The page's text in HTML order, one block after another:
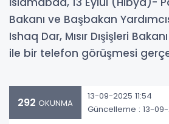
Bakanı ve Başbakan
Ishaq Dar, Mısır Dışişleri
ile bir telefon görüşmesi
292 OKUNMA
13-09-2025 11:54
Güncelleme : 13-09-